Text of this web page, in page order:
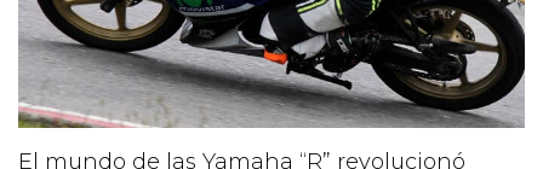
El mundo de las Yamaha “R” revolucionó